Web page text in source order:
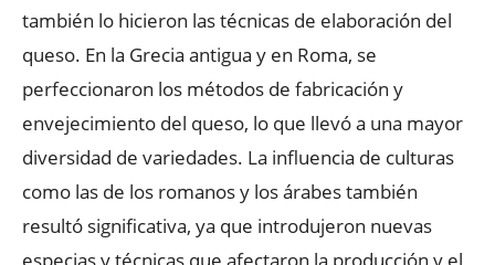
también lo hicieron las técnicas de elaboración del
queso. En la Grecia antigua y en Roma, se
perfeccionaron los métodos de fabricación y
envejecimiento del queso, lo que llevó a una mayor
diversidad de variedades. La influencia de culturas
como las de los romanos y los árabes también
resultó significativa, ya que introdujeron nuevas
especias y técnicas que afectaron la producción y el